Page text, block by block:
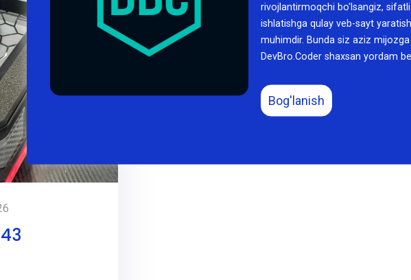
rivojlantirmoqchi bo'lsangiz,
ishlatishga qulay veb-sayt
muhimdir. Bunda siz aziz mijozga
DevBro.Coder shaxsan yordam
Bog'lanish